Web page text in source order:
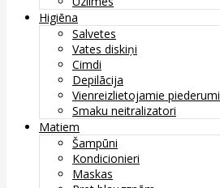
Higiēna
Salvetes
Vates diskiņi
Cimdi
Depilācija
Vienreizlietojamie piederumi
Smaku neitralizatori
Matiem
Šampūni
Kondicionieri
Maskas